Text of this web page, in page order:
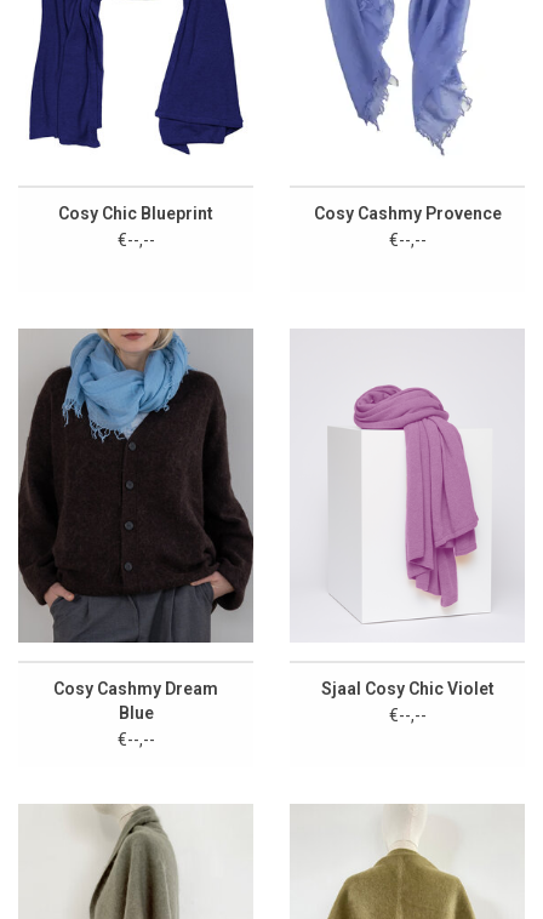
Cosy Chic Blueprint
€--,--
Cosy Cashmy Provence
€--,--
Cosy Cashmy Dream
Blue
€--,--
Sjaal Cosy Chic Violet
€--,--